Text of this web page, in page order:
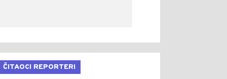
ČITAOCI REPORTERI